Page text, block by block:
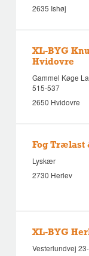
2635 Ishøj
XL-BYG
Hvidovre
Gammel Køge
515-537
2650 Hvidovre
Fog Trælast
Lyskær
2730 Herlev
XL-BYG
Vesterlundvej